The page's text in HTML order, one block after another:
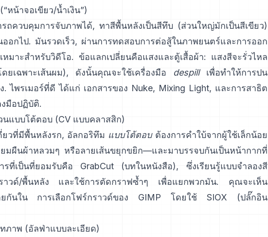
หน้าจอเขียว/น้ำเงิน”)
ถควบคุมการจับภาพได้, ทาสีพื้นหลังเป็นสีทึบ (ส่วนใหญ่มักเป็นสีเขียว)
อกไป. มันรวดเร็ว, ผ่านการทดสอบการต่อสู้ในภาพยนตร์และการออก
หมาะสำหรับวิดีโอ. ข้อแลกเปลี่ยนคือแสงและตู้เสื้อผ้า: แสงสีจะรั่วไหล
ยเฉพาะเส้นผม), ดังนั้นคุณจะใช้เครื่องมือ
despillเพื่อทำให้การปน
. ไพรเมอร์ที่ดี ได้แก่ เอกสารของ Nuke, Mixing Light, และการสาธิต
มือปฏิบัติ.
นแบบโต้ตอบ (CV แบบคลาสสิก)
ยวที่มีพื้นหลังรก, อัลกอริทึม แบบโต้ตอบต้องการคำใบ้จากผู้ใช้เล็กน้อย
มผืนผ้าหลวมๆ หรือลายเส้นขยุกขยิก—และมาบรรจบกันเป็นหน้ากากที่
ที่เป็นที่ยอมรับคือ
GrabCut (บทในหนังสือ), ซึ่งเรียนรู้แบบจำลองสี
าวด์/พื้นหลัง และใช้การตัดกราฟซ้ำๆ เพื่อแยกพวกมัน. คุณจะเห็น
ยกันใน การเลือกโฟร์กราวด์ของ GIMP โดยใช้ SIOX (ปลั๊กอิน
ภาพ (อัลฟ่าแบบละเอียด)